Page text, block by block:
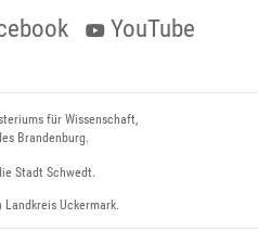
YouTube
für Wissenschaft,
Brandenburg.
Stadt Schwedt.
Uckermark.